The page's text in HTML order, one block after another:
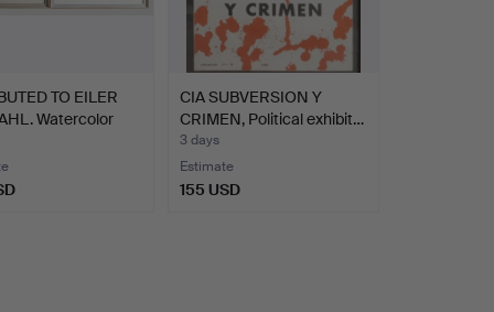
TO EILER
Watercolor
CIA SUBVERSION Y
CRIMEN, Political exhibit…
3 days
Estimate
155 USD